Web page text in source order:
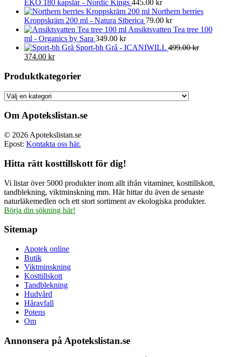
EKO 180 kapslar - Nordic Kings 445.00 kr
Northern berries
Kroppskräm 200 ml - Natura Siberica 79.00 kr
Ansiktsvatten Tea tree 100
ml - Organics by Sara 349.00 kr
Sport-bh Grå - ICANIWILL 499.00kr
Det
priset
499.00 kr.
374.00 krDet
priset
är:
374.00 kr.
Produktkategorier
Om Apotekslistan.se
© 2026 Apotekslistan.se
Epost: Kontakta oss här.
Hitta rätt kosttillskott för dig!
Vi listar över 5000 produkter inom allt ifrån vitaminer, kosttillskott,
tandblekning, viktminskning mm. Här hittar du även de senaste
naturläkemedlen och ett stort sortiment av ekologiska produkter.
Börja din sökning här!
Sitemap
Apotek online
Butik
Viktminskning
Kosttillskott
Tandblekning
Hudvård
Håravfall
Potens
Om
Annonsera på Apotekslistan.se